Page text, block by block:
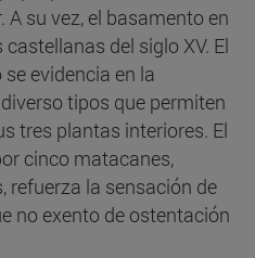
su vez, el basamento en
del siglo XV. El
evidencia en la
tipos que permiten
tres plantas interiores. El
cinco matacanes,
refuerza la sensación de
no exento de ostentación